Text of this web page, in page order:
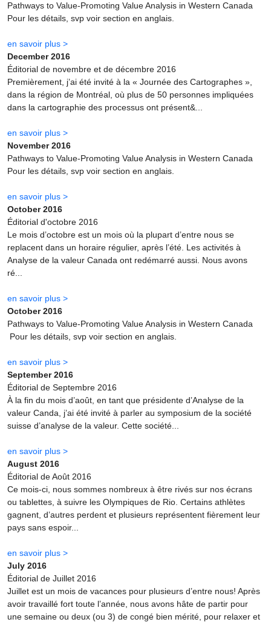
Pathways to Value-Promoting Value Analysis in Western Canada
Pour les détails, svp voir section en anglais.
en savoir plus >
December 2016
Éditorial de novembre et de décembre 2016
Premièrement, j’ai été invité à la « Journée des Cartographes »,
dans la région de Montréal, où plus de 50 personnes impliquées
dans la cartographie des processus ont présent&...
en savoir plus >
November 2016
Pathways to Value-Promoting Value Analysis in Western Canada
Pour les détails, svp voir section en anglais.
en savoir plus >
October 2016
Éditorial d'octobre 2016
Le mois d’octobre est un mois où la plupart d’entre nous se
replacent dans un horaire régulier, après l’été. Les activités à
Analyse de la valeur Canada ont redémarré aussi. Nous avons
ré...
en savoir plus >
October 2016
Pathways to Value-Promoting Value Analysis in Western Canada
Pour les détails, svp voir section en anglais.
en savoir plus >
September 2016
Éditorial de Septembre 2016
À la fin du mois d’août, en tant que présidente d’Analyse de la
valeur Canda, j’ai été invité à parler au symposium de la société
suisse d’analyse de la valeur. Cette société...
en savoir plus >
August 2016
Éditorial de Août 2016
Ce mois-ci, nous sommes nombreux à être rivés sur nos écrans
ou tablettes, à suivre les Olympiques de Rio. Certains athlètes
gagnent, d’autres perdent et plusieurs représentent fièrement leur
pays sans espoir...
en savoir plus >
July 2016
Éditorial de Juillet 2016
Juillet est un mois de vacances pour plusieurs d’entre nous! Après
avoir travaillé fort toute l’année, nous avons hâte de partir pour
une semaine ou deux (ou 3) de congé bien mérité, pour relaxer et